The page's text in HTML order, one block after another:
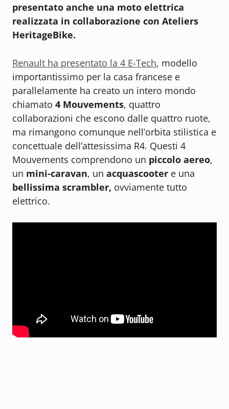
presentato anche una moto elettrica
realizzata in collaborazione con Ateliers
HeritageBike.
Renault ha presentato la 4 E-Tech, modello
importantissimo per la casa francese e
parallelamente ha creato un intero mondo
chiamato 4 Mouvements, quattro
collaborazioni che escono dalle quattro ruote,
ma rimangono comunque nell’orbita stilistica e
concettuale dell’attesissima R4. Questi 4
Mouvements comprendono un piccolo aereo,
un mini-caravan, un acquascooter e una
bellissima scrambler, ovviamente tutto
elettrico.